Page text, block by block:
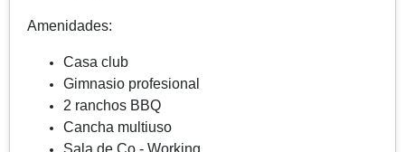
Amenidades:
Casa club
Gimnasio profesional
2 ranchos BBQ
Cancha multiuso
Sala de Co - Working